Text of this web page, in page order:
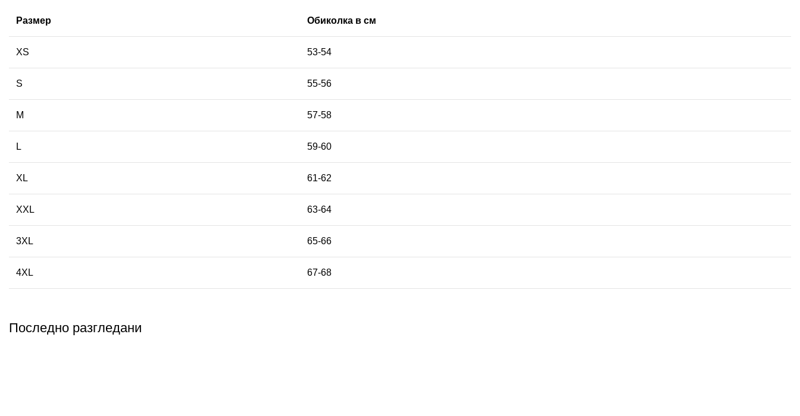
Размер Обиколка в см
XS 53-54
S 55-56
M 57-58
L 59-60
XL 61-62
XXL 63-64
3XL 65-66
4XL 67-68
Последно разгледани